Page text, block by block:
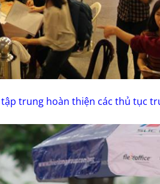
trung hoàn thiện các thủ tục